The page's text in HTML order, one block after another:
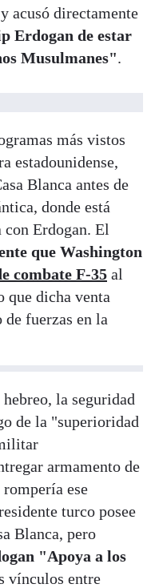
acusó directamente
Erdogan de estar
Musulmanes".
más vistos
estadounidense,
Blanca antes de
donde está
con Erdogan. El
que Washington
combate F-35 al
que dicha venta
fuerzas en la
la seguridad
de la "superioridad
armamento de
ese
turco posee
Blanca, pero
"Apoya a los
vínculos entre